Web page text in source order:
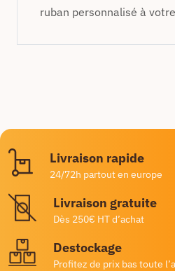
ruban personnalisé à
Livraison rapide
24/72h partout en europe
Livraison gratuite
Dès 250€ HT d’achat
Destockage
Profitez de prix bas toute